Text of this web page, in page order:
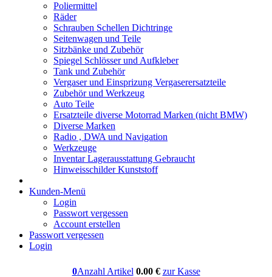
Poliermittel
Räder
Schrauben Schellen Dichtringe
Seitenwagen und Teile
Sitzbänke und Zubehör
Spiegel Schlösser und Aufkleber
Tank und Zubehör
Vergaser und Einsprizung Vergaserersatzteile
Zubehör und Werkzeug
Auto Teile
Ersatzteile diverse Motorrad Marken (nicht BMW)
Diverse Marken
Radio , DWA und Navigation
Werkzeuge
Inventar Lagerausstattung Gebraucht
Hinweisschilder Kunststoff
Kunden-Menü
Login
Passwort vergessen
Account erstellen
Passwort vergessen
Login
0Anzahl Artikel 0.00€ zur Kasse